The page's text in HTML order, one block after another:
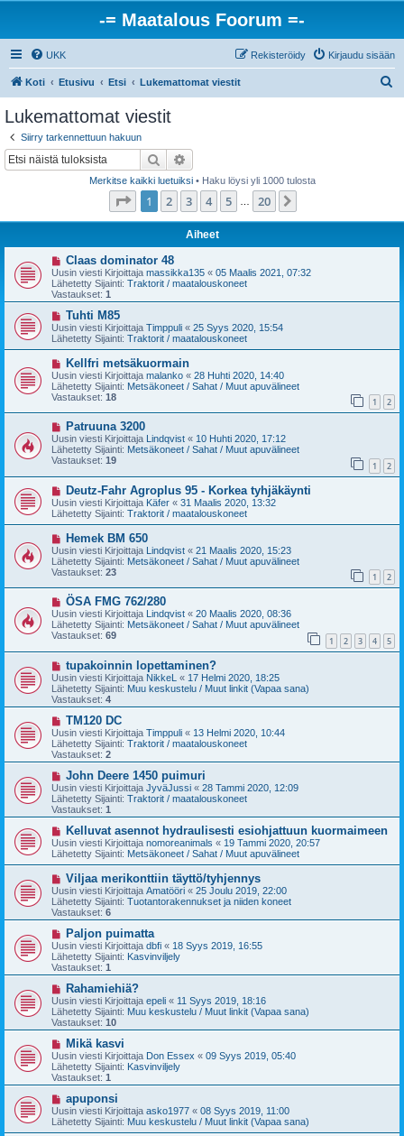
-= Maatalous Foorum =-
UKK Kirjaudu sisään
Rekisteröidy
Koti Etusivu Etsi Lukemattomat viestit
Lukemattomat viestit
Siirry tarkennettuun hakuun
Etsi
Merkitse kaikki luetuiksi• Haku löysi yli 1000 tulosta
Sivu /20
1 2 3 4 5 20
Aiheet
U
u
s
i
v
s
t
Claas dominator 48
Uusin viesti Kirjoittaja massikka135 « 05 Maalis 2021, 07:32
Lähetetty Sijainti: Traktorit / maatalouskoneet
Vastaukset: 1
U
u
s
i
v
e
s
t
i
Tuhti M85
Uusin viesti Kirjoittaja Timppuli « 25 Syys 2020, 15:54
Lähetetty Sijainti: Traktorit / maatalouskoneet
U
u
s
i
v
i
s
t
i
Kellfri metsäkuormain
Uusin viesti Kirjoittaja malanko « 28 Huhti 2020, 14:40
Lähetetty Sijainti: Metsäkoneet / Sahat / Muut apuvälineet
Vastaukset: 18 1 2
U
u
s
i
v
i
e
s
t
Patruuna 3200
Uusin viesti Kirjoittaja Lindqvist « 10 Huhti 2020, 17:12
Lähetetty Sijainti: Metsäkoneet / Sahat / Muut apuvälineet
Vastaukset: 19 1 2
U
u
s
i
v
e
s
t
i
Deutz-Fahr Agroplus 95 - Korkea tyhjäkäynti
Uusin viesti Kirjoittaja Käfer « 31 Maalis 2020, 13:32
Lähetetty Sijainti: Traktorit / maatalouskoneet
U
u
s
i
v
i
e
s
t
i
Hemek BM 650
Uusin viesti Kirjoittaja Lindqvist « 21 Maalis 2020, 15:23
Lähetetty Sijainti: Metsäkoneet / Sahat / Muut apuvälineet
Vastaukset: 23 1 2
U
u
s
i
i
e
s
t
i
ÖSA FMG 762/280
Uusin viesti Kirjoittaja Lindqvist « 20 Maalis 2020, 08:36
Lähetetty Sijainti: Metsäkoneet / Sahat / Muut apuvälineet
Vastaukset: 69 1 2 3 4 5
U
u
s
i
v
s
t
i
tupakoinnin lopettaminen?
Uusin viesti Kirjoittaja NikkeL « 17 Helmi 2020, 18:25
Lähetetty Sijainti: Muu keskustelu / Muut linkit (Vapaa sana)
Vastaukset: 4
U
u
s
i
v
e
s
t
i
TM120 DC
Uusin viesti Kirjoittaja Timppuli « 13 Helmi 2020, 10:44
Lähetetty Sijainti: Traktorit / maatalouskoneet
Vastaukset: 2
U
u
s
i
v
e
s
t
John Deere 1450 puimuri
Uusin viesti Kirjoittaja JyväJussi « 28 Tammi 2020, 12:09
Lähetetty Sijainti: Traktorit / maatalouskoneet
Vastaukset: 1
U
u
s
i
v
e
s
t
Kelluvat asennot hydraulisesti esiohjattuun kuormaimeen
Uusin viesti Kirjoittaja nomoreanimals « 19 Tammi 2020, 20:57
Lähetetty Sijainti: Metsäkoneet / Sahat / Muut apuvälineet
U
u
s
i
v
e
s
t
i
Viljaa merikonttiin täyttö/tyhjennys
Uusin viesti Kirjoittaja Amatööri « 25 Joulu 2019, 22:00
Lähetetty Sijainti: Tuotantorakennukset ja niiden koneet
Vastaukset: 6
U
u
s
i
v
e
s
t
i
Paljon puimatta
Uusin viesti Kirjoittaja dbfi « 18 Syys 2019, 16:55
Lähetetty Sijainti: Kasvinviljely
Vastaukset: 1
U
u
s
i
v
e
s
t
i
Rahamiehiä?
Uusin viesti Kirjoittaja epeli « 11 Syys 2019, 18:16
Lähetetty Sijainti: Muu keskustelu / Muut linkit (Vapaa sana)
Vastaukset: 10
U
u
s
i
v
e
s
t
Mikä kasvi
Uusin viesti Kirjoittaja Don Essex « 09 Syys 2019, 05:40
Lähetetty Sijainti: Kasvinviljely
Vastaukset: 1
U
u
s
i
apuponsi
Uusin viesti Kirjoittaja asko1977 « 08 Syys 2019, 11:00
Lähetetty Sijainti: Muu keskustelu / Muut linkit (Vapaa sana)